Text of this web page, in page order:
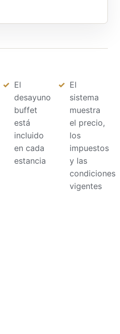
El
desayuno
buffet
está
incluido
en cada
estancia
El
sistema
muestra
el precio,
los
impuestos
y las
condiciones
vigentes